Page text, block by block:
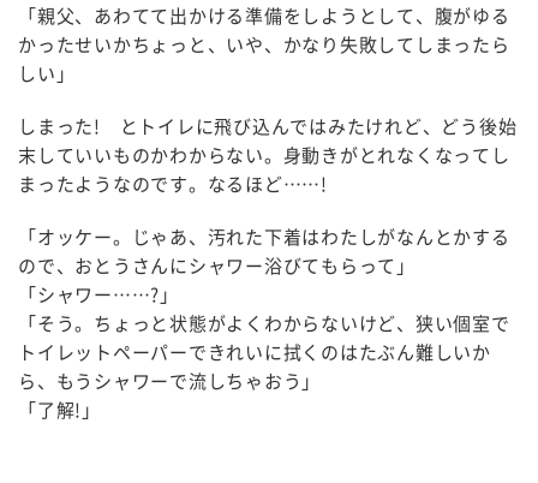
「親父、あわてて出かける準備をしようとして、腹がゆる
かったせいかちょっと、いや、かなり失敗してしまったら
しい」
しまった! とトイレに飛び込んではみたけれど、どう後始
末していいものかわからない。身動きがとれなくなってし
まったようなのです。なるほど……!
「オッケー。じゃあ、汚れた下着はわたしがなんとかする
ので、おとうさんにシャワー浴びてもらって」
「シャワー……?」
「そう。ちょっと状態がよくわからないけど、狭い個室で
トイレットペーパーできれいに拭くのはたぶん難しいか
ら、もうシャワーで流しちゃおう」
「了解!」